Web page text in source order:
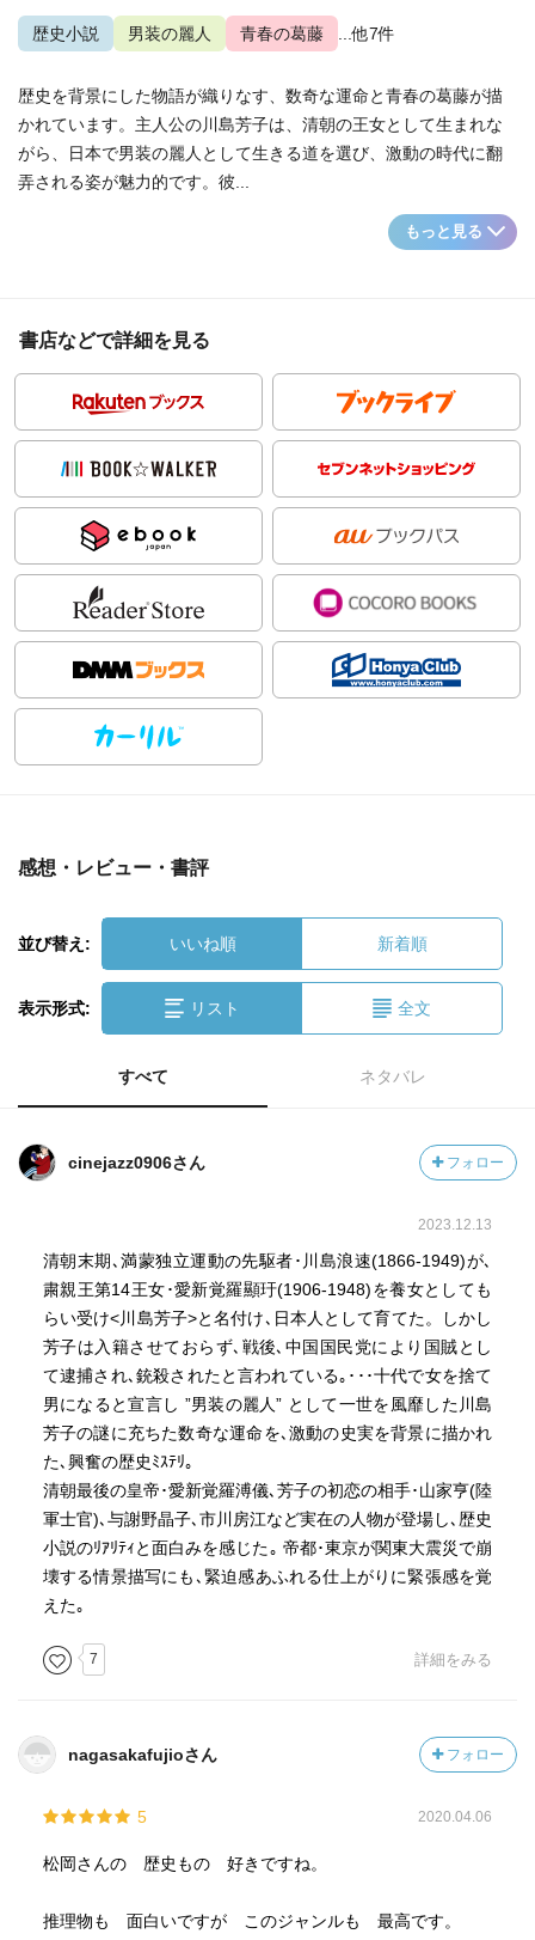
歴史小説 男装の麗人 青春の葛藤 ...他7件
歴史を背景にした物語が織りなす、数奇な運命と青春の葛藤が描
かれています。主人公の川島芳子は、清朝の王女として生まれな
がら、日本で男装の麗人として生きる道を選び、激動の時代に翻
弄される姿が魅力的です。彼...
もっと見る
書店などで詳細を見る
感想・レビュー・書評
並び替え: いいね順 新着順
表示形式: リスト 全文
すべて ネタバレ
cinejazz0906さん フォロー
2023.12.13
清朝末期､満蒙独立運動の先駆者･川島浪速(1866-1949)が､
粛親王第14王女･愛新覚羅顯玗(1906-1948)を養女としても
らい受け<川島芳子>と名付け､日本人として育てた。しかし
芳子は入籍させておらず､戦後､中国国民党により国賊とし
て逮捕され､銃殺されたと言われている｡･･･十代で女を捨て
男になると宣言し ”男装の麗人” として一世を風靡した川島
芳子の謎に充ちた数奇な運命を､激動の史実を背景に描かれ
た､興奮の歴史ﾐｽﾃﾘ｡
清朝最後の皇帝･愛新覚羅溥儀､芳子の初恋の相手･山家亨(陸
軍士官)､与謝野晶子､市川房江など実在の人物が登場し､歴史
小説のﾘｱﾘﾃｨと面白みを感じた｡ 帝都･東京が関東大震災で崩
壊する情景描写にも､緊迫感あふれる仕上がりに緊張感を覚
えた｡
7 詳細をみる
nagasakafujioさん フォロー
5 2020.04.06
松岡さんの 歴史もの 好きですね。
推理物も 面白いですが このジャンルも 最高です。